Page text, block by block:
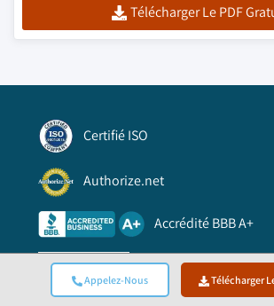
Appelez-Nous Télécharger
Télécharger Le PDF
Certifié ISO
Authorize.net
Accrédité BBB A+
Reconnu par Viking